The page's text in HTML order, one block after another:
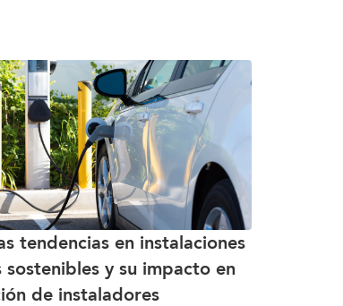
tendencias en instalaciones
sostenibles y su impacto en
de instaladores